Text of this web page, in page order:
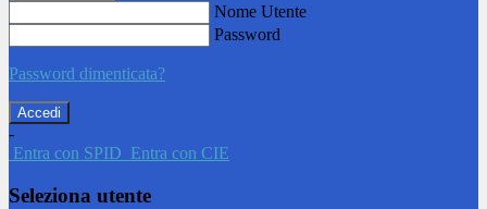
Nome Utente
Password
Password dimenticata?
-
Entra con SPID Entra con CIE
Seleziona utente